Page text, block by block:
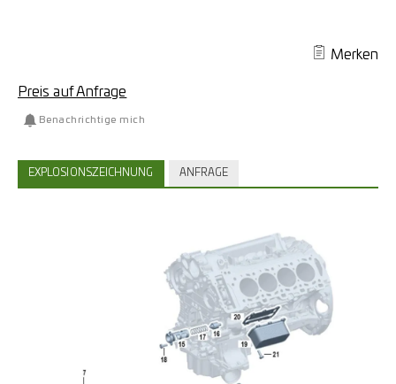
Merken
Preis auf Anfrage
Benachrichtige mich
EXPLOSIONSZEICHNUNG ANFRAGE